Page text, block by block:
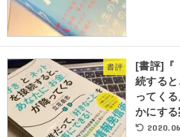
書評
[書評]『
続する
ってく
かにす